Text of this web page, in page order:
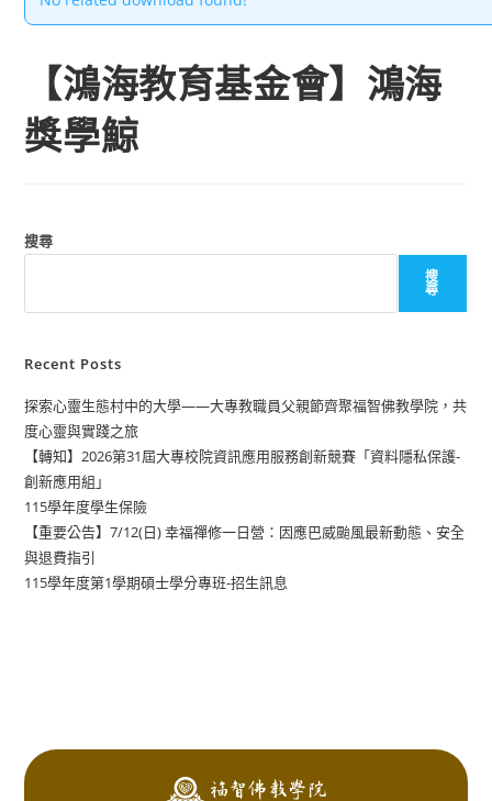
【鴻海教育基金會】鴻海
獎學鯨
搜尋
搜
尋
Recent Posts
探索心靈生態村中的大學——大專教職員父親節齊聚福智佛教學院，共
度心靈與實踐之旅
【轉知】2026第31屆大專校院資訊應用服務創新競賽「資料隱私保護-
創新應用組」
115學年度學生保險
【重要公告】7/12(日) 幸福禪修一日營：因應巴威颱風最新動態、安全
與退費指引
115學年度第1學期碩士學分專班-招生訊息